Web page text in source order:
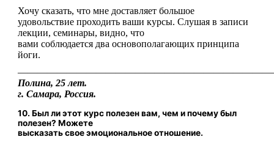
Хочу сказать, что мне доставляет большое
удовольствие проходить ваши курсы. Слушая в записи
лекции, семинары, видно, что
вами соблюдается два основополагающих принципа
йоги.
Полина, 25 лет.
г. Самара, Россия.
10. Был ли этот курс полезен вам, чем и почему был
полезен? Можете
высказать свое эмоциональное отношение.